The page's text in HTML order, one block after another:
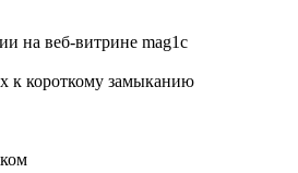
на веб-витрине mag1c
к короткому замыканию